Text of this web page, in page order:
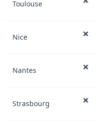
Toulouse
Nice ❌
Nantes ❌
Strasbourg ❌